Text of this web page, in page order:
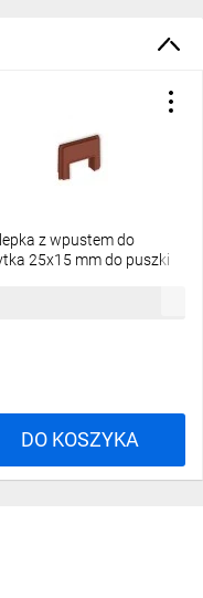
z wpustem do
25x15 mm do puszki
DO KOSZYKA